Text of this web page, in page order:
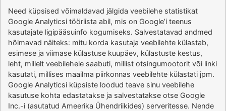
Need küpsised võimaldavad jälgida veebilehe statistikat
Google Analyticsi tööriista abil, mis on Google’i teenus
kasutajate ligipääsuinfo kogumiseks. Salvestatavad andmed
hõlmavad näiteks: mitu korda kasutaja veebilehte külastab,
esimese ja viimase külastuse kuupäev, külastuste kestus,
leht, millelt veebilehele saabuti, millist otsingumootorit või linki
kasutati, millises maailma piirkonnas veebilehte külastati jpm.
Google Analyticsi küpsiste loodud teave sinu veebilehe
kasutuse kohta edastatakse ja salvestatakse otse Google
Inc.-i (asutatud Ameerika Ühendriikides) serveritesse. Nende